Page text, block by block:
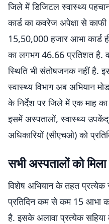
जिले में डिजिटल स्वास्थ्य
कार्ड का कवरेज अपेक्षा से
15,50,000 हजार आभा कार्ड
का लगभग 46.66 प्रतिशत है.
स्थिति भी संतोषजनक नहीं है.
स्वास्थ्य विभाग अब अभियान
के निर्देश पर जिले में एक माह
इसमें अस्पतालों, स्वास्थ्य
अधिकारियों (सीएचओ) को
सभी अस्पतालों को
विशेष अभियान के तहत
प्रतिदिन कम से कम 15 आभा
है. इसके अलावा प्रत्येक सहिया